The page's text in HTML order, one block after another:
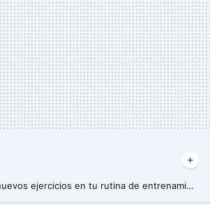
Cómo introducir nuevos ejercicios en tu rutina de entrenamiento habitual: lo que tienes que saber para no cometer errores